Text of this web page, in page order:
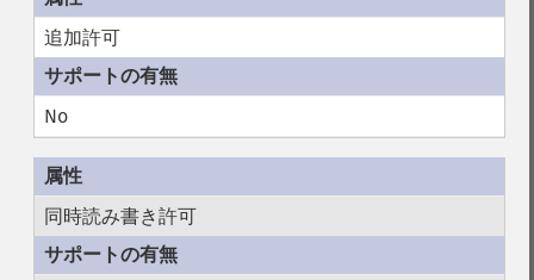
追加許可
No
同時読み書き許可